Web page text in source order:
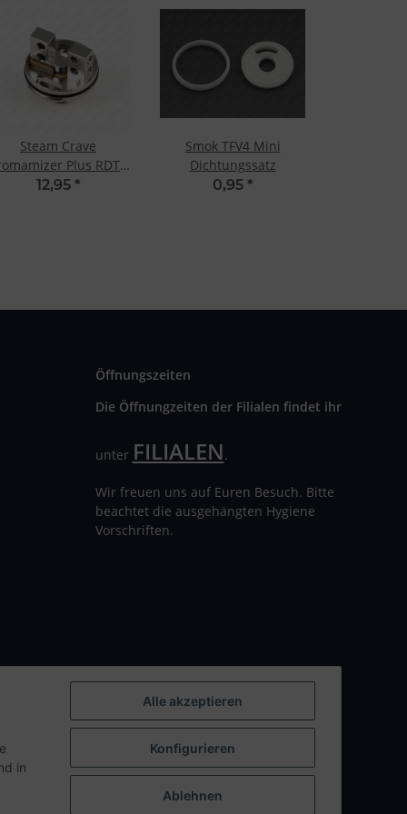
Steam Crave
Plus RDTA
Velocity Deck
12,95 *
Smok TFV4 Mini
Dichtungssatz
0,95 *
Öffnungszeiten
Die Öffnungzeiten der Filialen findet ihr
unter FILIALEN.
Wir freuen uns auf Euren Besuch. Bitte
beachtet die ausgehängten Hygiene
Vorschriften.
in
Alle akzeptieren
Konfigurieren
Ablehnen